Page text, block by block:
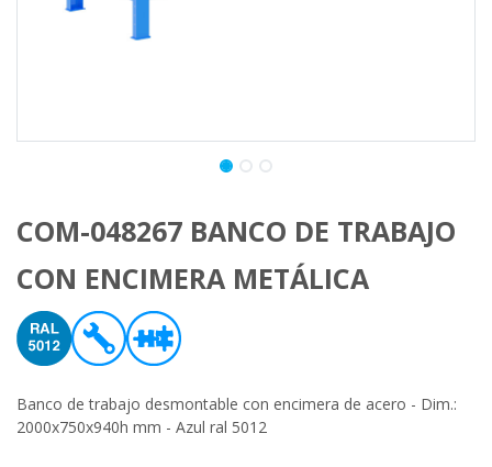
COM-048267 BANCO DE TRABAJO
CON ENCIMERA METÁLICA
Banco de trabajo desmontable con encimera de acero - Dim.:
2000x750x940h mm - Azul ral 5012